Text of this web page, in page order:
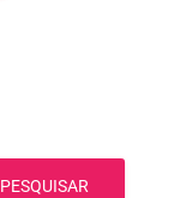
PESQUISAR